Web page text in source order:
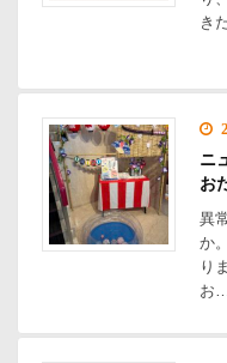
き
ニ
お
異
か
り
お